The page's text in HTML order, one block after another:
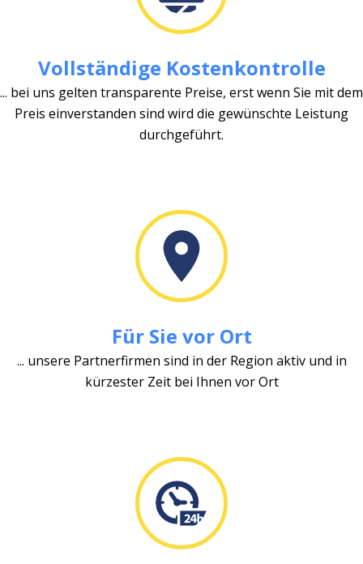
Vollständige Kostenkontrolle
... bei uns gelten transparente Preise, erst wenn Sie mit dem
Preis einverstanden sind wird die gewünschte Leistung
durchgeführt.
Für Sie vor Ort
... unsere Partnerfirmen sind in der Region aktiv und in
kürzester Zeit bei Ihnen vor Ort